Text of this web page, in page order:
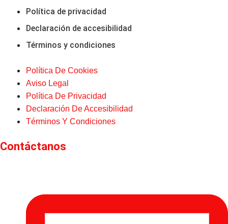
Política de privacidad
Declaración de accesibilidad
Términos y condiciones
Política De Cookies
Aviso Legal
Política De Privacidad
Declaración De Accesibilidad
Términos Y Condiciones
Contáctanos